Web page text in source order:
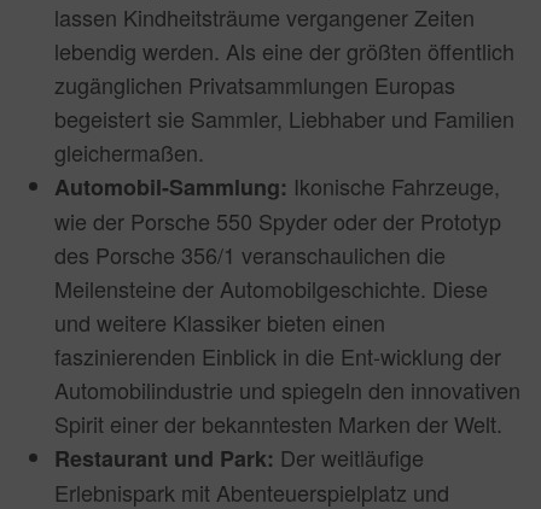
lassen Kindheitsträume vergangener Zeiten
lebendig werden. Als eine der größten öffentlich
zugänglichen Privatsammlungen Europas
begeistert sie Sammler, Liebhaber und Familien
gleichermaßen.
Automobil-Sammlung: Ikonische Fahrzeuge,
wie der Porsche 550 Spyder oder der Prototyp
des Porsche 356/1 veranschaulichen die
Meilensteine der Automobilgeschichte. Diese
und weitere Klassiker bieten einen
faszinierenden Einblick in die Ent-wicklung der
Automobilindustrie und spiegeln den innovativen
Spirit einer der bekanntesten Marken der Welt.
Restaurant und Park: Der weitläufige
Erlebnispark mit Abenteuerspielplatz und